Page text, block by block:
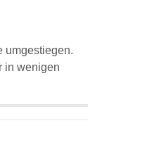
umgestiegen.
in wenigen